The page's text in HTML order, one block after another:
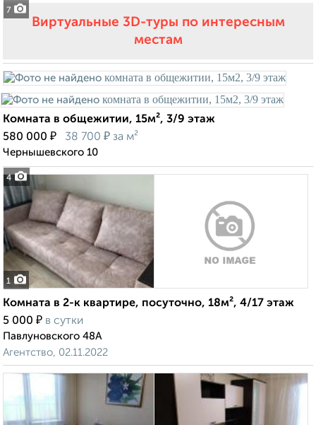
7
Виртуальные 3D-туры по интересным
местам
4
Комната в общежитии, 15м², 3/9 этаж
580 000 ₽ 38 700 ₽ за м²
Чернышевского 10
1
Комната в 2-к квартире, посуточно, 18м², 4/17 этаж
5 000 ₽ в сутки
Павлуновского 48А
Агентство, 02.11.2022